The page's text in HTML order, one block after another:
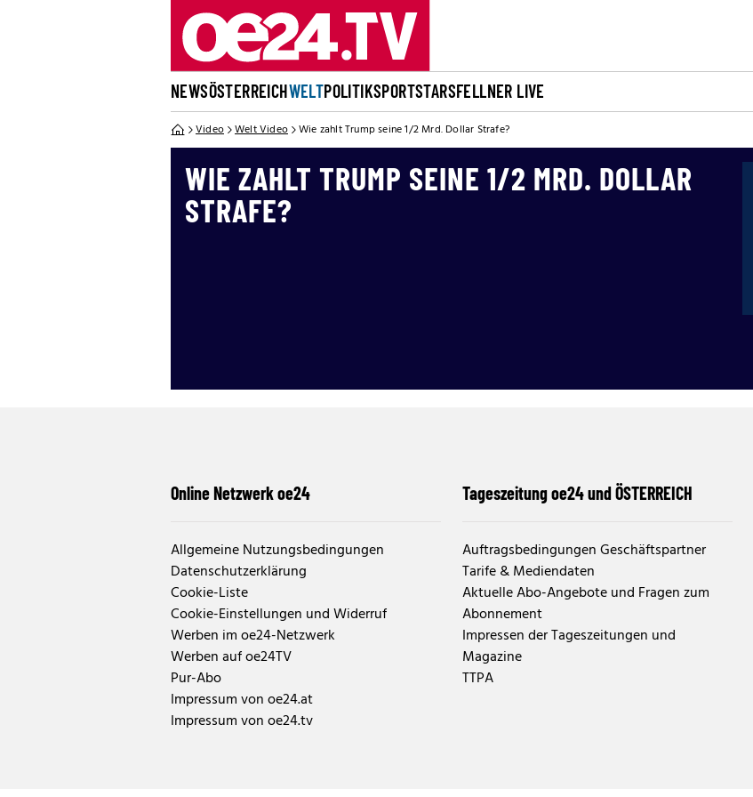
NEWSÖSTERREICHWELTPOLITIKSPORTSTARSFELLNER LIVE
Video Welt Video Wie zahlt Trump seine 1/2 Mrd. Dollar Strafe?
WIE ZAHLT TRUMP SEINE 1/2 MRD. DOLLAR
STRAFE?
Online Netzwerk oe24
Allgemeine Nutzungsbedingungen
Datenschutzerklärung
Cookie-Liste
Cookie-Einstellungen und Widerruf
Werben im oe24-Netzwerk
Werben auf oe24TV
Pur-Abo
Impressum von oe24.at
Impressum von oe24.tv
Tageszeitung oe24 und ÖSTERREICH
Auftragsbedingungen Geschäftspartner
Tarife & Mediendaten
Aktuelle Abo-Angebote und Fragen zum
Abonnement
Impressen der Tageszeitungen und
Magazine
TTPA